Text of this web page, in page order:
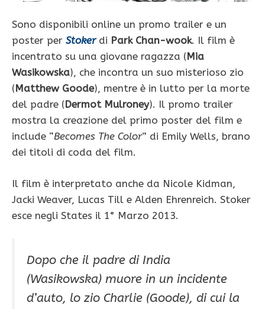
Sono disponibili online un promo trailer e un
poster per Stokerdi Park Chan-wook. Il film è
incentrato su una giovane ragazza (Mia
Wasikowska), che incontra un suo misterioso zio
(Matthew Goode), mentre è in lutto per la morte
del padre (Dermot Mulroney). Il promo trailer
mostra la creazione del primo poster del film e
include “Becomes The Color” di Emily Wells, brano
dei titoli di coda del film.
Il film è interpretato anche da Nicole Kidman,
Jacki Weaver, Lucas Till e Alden Ehrenreich. Stoker
esce negli States il 1° Marzo 2013.
Dopo che il padre di India
(Wasikowska) muore in un incidente
d’auto, lo zio Charlie (Goode), di cui la